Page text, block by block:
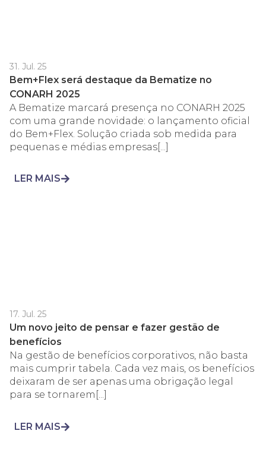
31. Jul. 25
Bem+Flex será destaque da Bematize no
CONARH 2025
A Bematize marcará presença no CONARH 2025
com uma grande novidade: o lançamento oficial
do Bem+Flex. Solução criada sob medida para
pequenas e médias empresas[...]
LER MAIS
17. Jul. 25
Um novo jeito de pensar e fazer gestão de
benefícios
Na gestão de benefícios corporativos, não basta
mais cumprir tabela. Cada vez mais, os benefícios
deixaram de ser apenas uma obrigação legal
para se tornarem[...]
LER MAIS